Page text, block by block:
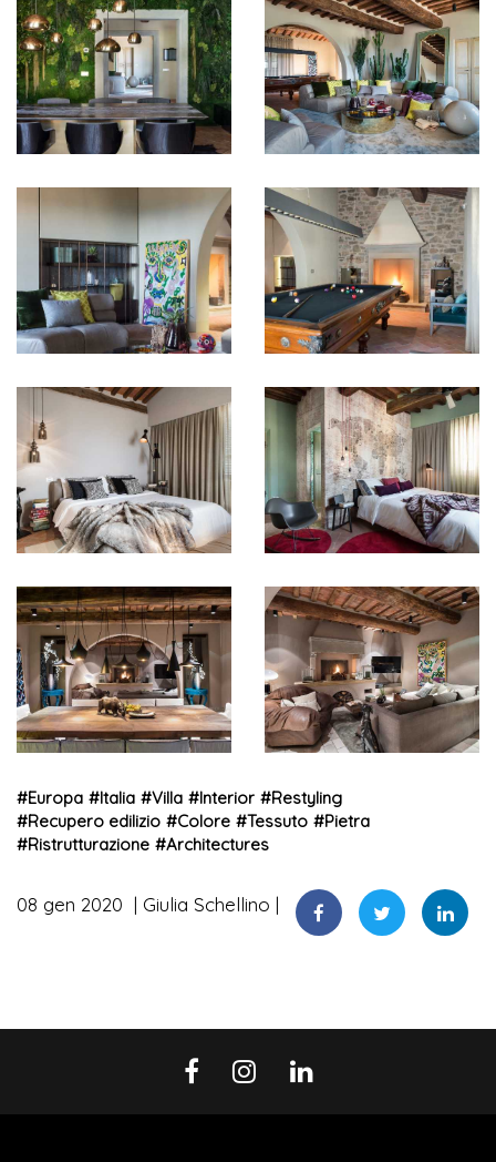
#Europa #Italia #Villa #Interior #Restyling
#Recupero edilizio #Colore #Tessuto #Pietra
#Ristrutturazione #Architectures
08 gen 2020 Giulia Schellino